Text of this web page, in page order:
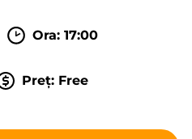
Ora: 17:00
Preț: Free